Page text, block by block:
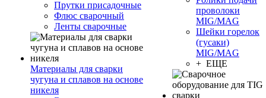
Прутки присадочные
Флюс сварочный
Ленты сварочные
Материалы для сварки
чугуна и сплавов на основе
никеля
проволоки
MIG/MAG
Шейки горелок
(гусаки)
MIG/MAG
+ ЕЩЕ